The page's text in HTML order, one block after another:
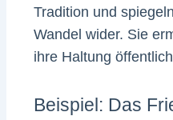
Tradition und
Wandel wider. Sie
ihre Haltung
Beispiel: Das